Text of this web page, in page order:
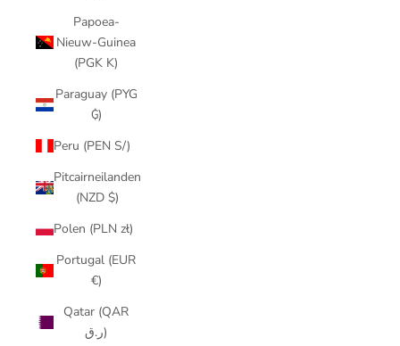
Papoea-
Nieuw-Guinea
(PGK K)
Paraguay (PYG
₲)
Peru (PEN S/)
Pitcairneilanden
(NZD $)
Polen (PLN zł)
Portugal (EUR
€)
Qatar (QAR
ر.ق)